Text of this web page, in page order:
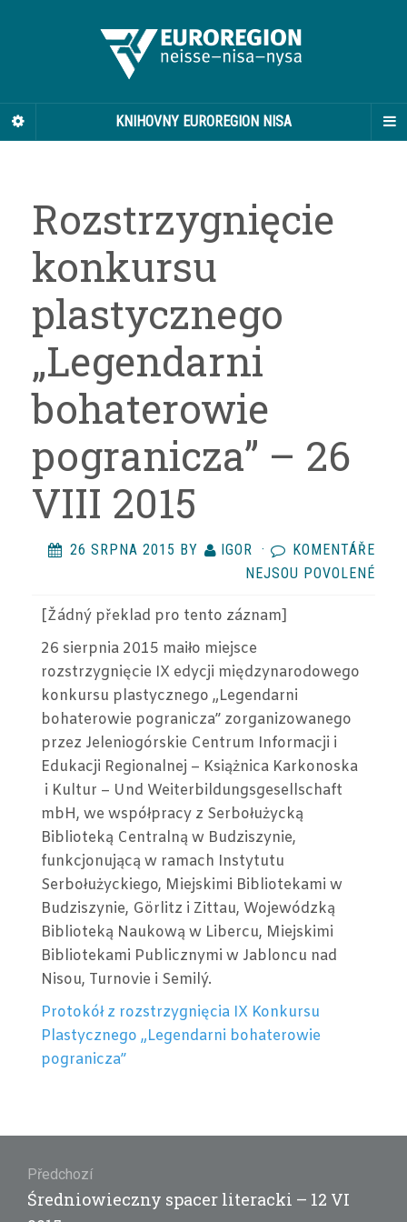
KNIHOVNY EUROREGION NISA
Rozstrzygnięcie
konkursu
plastycznego
„Legendarni
bohaterowie
pogranicza” – 26
VIII 2015
26 SRPNA 2015 BY IGOR ·
KOMENTÁŘE
NEJSOU POVOLENÉ
[Žádný překlad pro tento záznam]
26 sierpnia 2015 maiło miejsce
rozstrzygnięcie IX edycji międzynarodowego
konkursu plastycznego „Legendarni
bohaterowie pogranicza” zorganizowanego
przez Jeleniogórskie Centrum Informacji i
Edukacji Regionalnej – Książnica Karkonoska
i Kultur – Und Weiterbildungsgesellschaft
mbH, we współpracy z Serbołużycką
Biblioteką Centralną w Budziszynie,
funkcjonującą w ramach Instytutu
Serbołużyckiego, Miejskimi Bibliotekami w
Budziszynie, Görlitz i Zittau, Wojewódzką
Biblioteką Naukową w Libercu, Miejskimi
Bibliotekami Publicznymi w Jabloncu nad
Nisou, Turnovie i Semilý.
Protokół z rozstrzygnięcia IX Konkursu
Plastycznego „Legendarni bohaterowie
pogranicza”
Navigace
proPředchozí
Předchozí
Średniowieczny spacer literacki – 12 VI